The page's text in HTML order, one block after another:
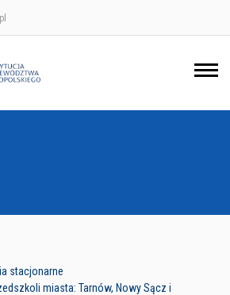
stacjonarne
miasta: Tarnów, Nowy Sącz i
w Krakowie
w Nowym Sączu
w Tarnowie